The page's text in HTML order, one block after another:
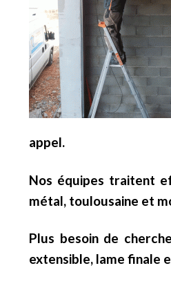
appel.
Nos équipes traitent
métal, toulousaine et
Plus besoin de
extensible, lame finale